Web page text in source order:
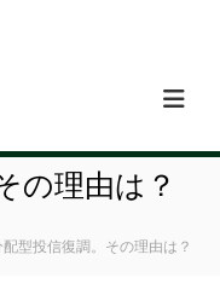
の理由は？
型投信復調。その理由は？